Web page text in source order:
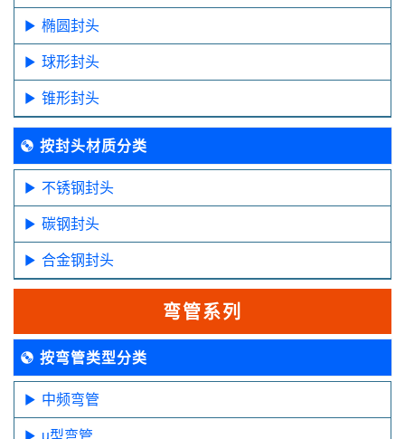
椭圆封头
球形封头
锥形封头
按封头材质分类
不锈钢封头
碳钢封头
合金钢封头
弯管系列
按弯管类型分类
中频弯管